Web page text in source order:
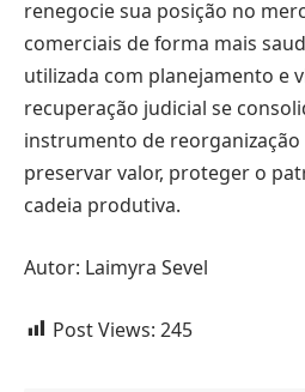
renegocie sua posição no
comerciais de forma mais
utilizada com planejamento e
recuperação judicial se
instrumento de reorganização
preservar valor, proteger o
cadeia produtiva.
Autor: Laimyra Sevel
Post Views: 245